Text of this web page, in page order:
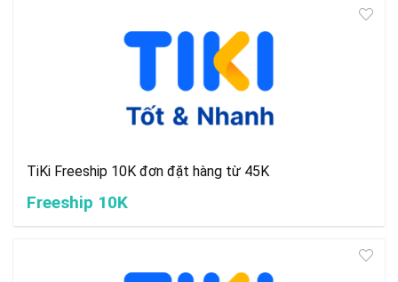
TiKi Freeship 10K đơn đặt hàng từ 45K
Freeship 10K